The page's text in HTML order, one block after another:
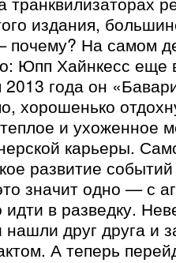
издания,
почему? На самом
Юпп Хайнкесс еще
2013 года он
хорошенько
и ухоженное
карьеры.
развитие
значит одно — с
в разведку.
друг друга и
А теперь